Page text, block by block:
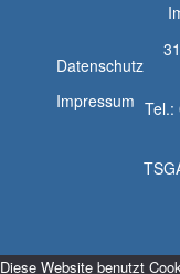
Datenschutz
Impressum Tel.:
Diese Website benutzt